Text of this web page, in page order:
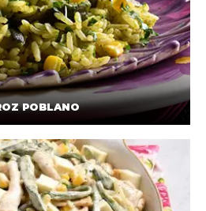
POBLANO